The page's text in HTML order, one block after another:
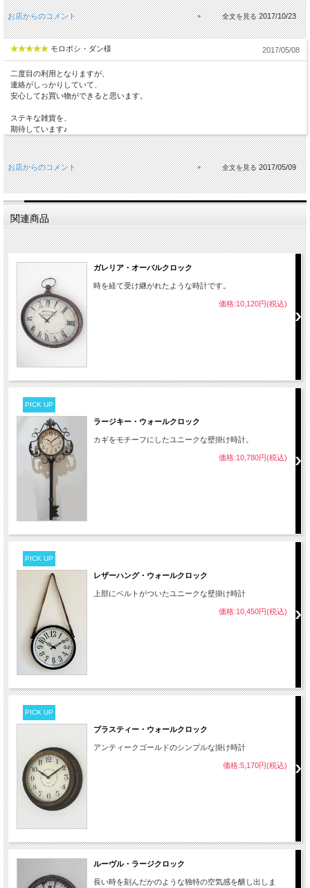
お店からのコメント 2017/10/23
モロボシ・ダン様 2017/05/08
二度目の利用となりますが、
連絡がしっかりしていて、
安心してお買い物ができると思います。
ステキな雑貨を、
期待しています♪
お店からのコメント 2017/05/09
関連商品
ガレリア・オーバルクロック
時を経て受け継がれたような時計です。
価格:10,120円(税込)
PICK UP
ラージキー・ウォールクロック
カギをモチーフにしたユニークな壁掛け時計。
価格:10,780円(税込)
PICK UP
レザーハング・ウォールクロック
上部にベルトがついたユニークな壁掛け時計
価格:10,450円(税込)
PICK UP
ブラスティー・ウォールクロック
アンティークゴールドのシンプルな掛け時計
価格:5,170円(税込)
ルーヴル・ラージクロック
長い時を刻んだかのような独特の空気感を醸し出しま